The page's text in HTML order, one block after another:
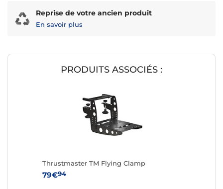
Reprise de votre ancien produit
En savoir plus
PRODUITS ASSOCIÉS :
Thrustmaster TM Flying Clamp
79€94